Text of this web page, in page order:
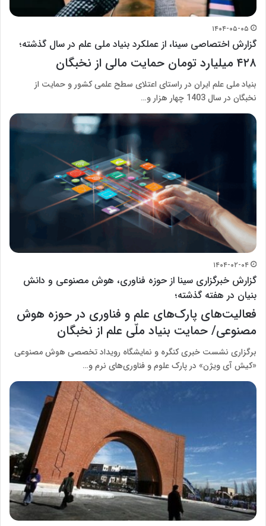
۱۴۰۴-۰۵-۰۵
گزارش اختصاصی سینا، از عملکرد بنیاد ملی علم در سال گذشته؛
۴۲۸ میلیارد تومان حمایت مالی از نخبگان
بنیاد ملی علم ایران در راستای اعتلای سطح علمی کشور و حمایت از
نخبگان در سال 1403 چهار هزار و…
۱۴۰۴-۰۲-۰۴
گزارش خبرگزاری سینا از حوزه فناوری، هوش مصنوعی و دانش
بنیان در هفته گذشته؛
فعالیت‌های پارک‌های علم و فناوری در حوزه هوش
مصنوعی/ حمایت بنیاد ملّی علم از نخبگان
برگزاری نشست خبری کنگره و نمایشگاه رویداد تخصصی هوش مصنوعی
«کیش آی ویژن» در پارک علوم و فناوری‌های نرم و…